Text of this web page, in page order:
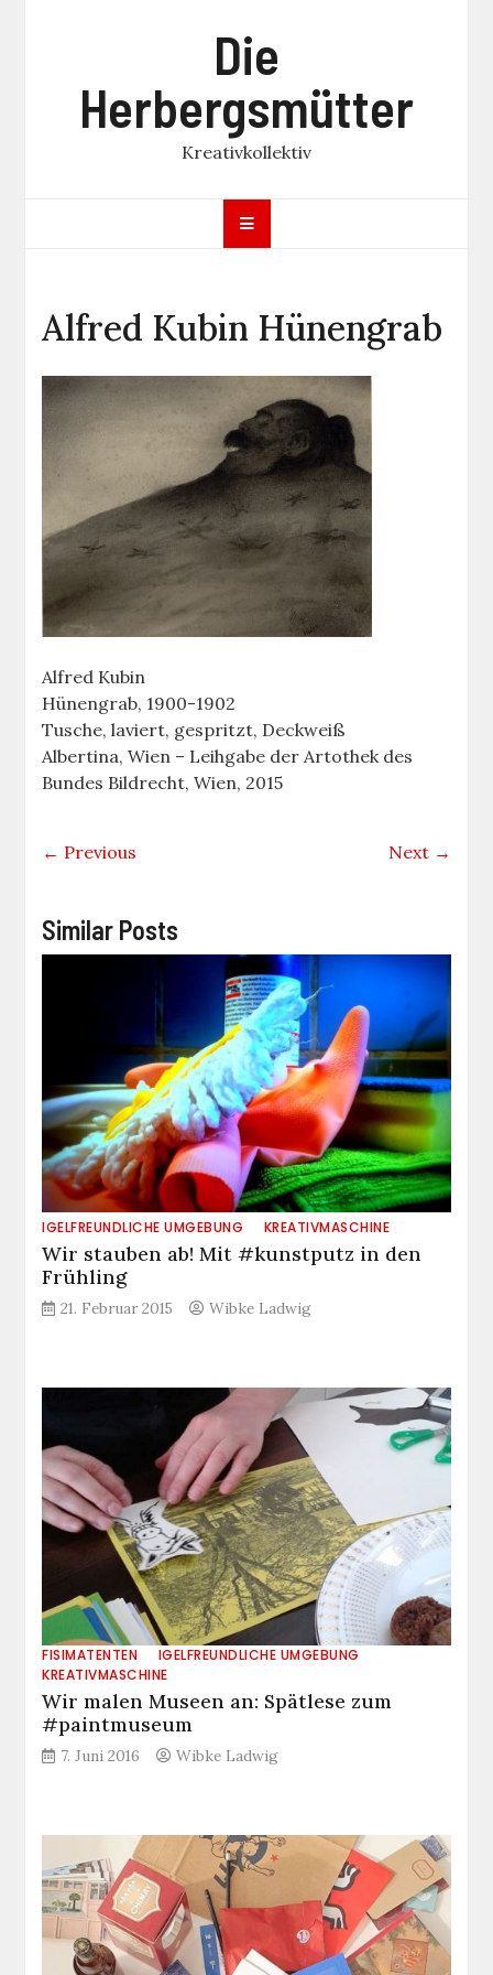
Die
Herbergsmütter
Kreativkollektiv
Alfred Kubin Hünengrab
Alfred Kubin
Hünengrab, 1900-1902
Tusche, laviert, gespritzt, Deckweiß
Albertina, Wien – Leihgabe der Artothek des
Bundes Bildrecht, Wien, 2015
← Previous Next →
Similar Posts
IGELFREUNDLICHE UMGEBUNG KREATIVMASCHINE
Wir stauben ab! Mit #kunstputz in den
Frühling
21. Februar 2015 Wibke Ladwig
FISIMATENTEN
IGELFREUNDLICHE UMGEBUNG
KREATIVMASCHINE
Wir malen Museen an: Spätlese zum
#paintmuseum
7. Juni 2016 Wibke Ladwig